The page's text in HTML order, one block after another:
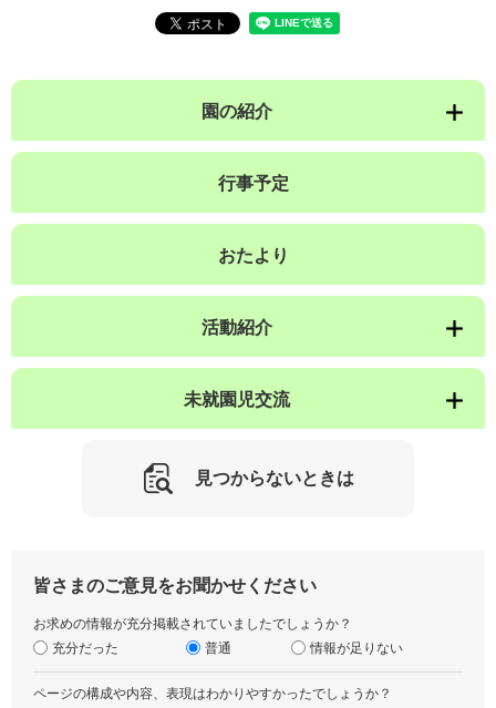
園の紹介
行事予定
おたより
活動紹介
未就園児交流
見つからないときは
皆さまのご意見をお聞かせください
お求めの情報が充分掲載されていましたでしょうか？
充分だった
普通 情報が足りない
ページの構成や内容、表現はわかりやすかったでしょうか？